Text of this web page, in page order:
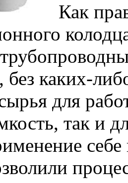
Как
без каких-
для
так и